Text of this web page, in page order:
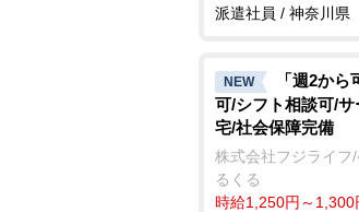
派遣社員 / 神奈川県
NEW
「週2か
可/シフト相談可/
宅/社会保障完備
株式会社フジライフ
るくる
時給1,250円～1,300